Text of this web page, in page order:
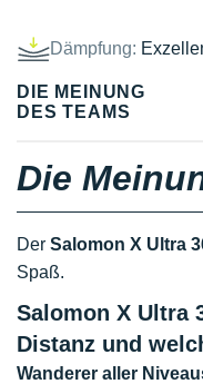
Dämpfung:
DIE MEINUNG
DES TEAMS
Die
Der Salomon X Ultra
Spaß.
Salomon X Ultra
Distanz und
Wanderer aller